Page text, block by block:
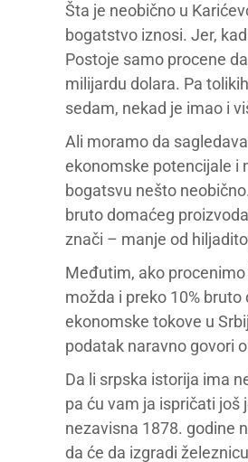
Šta je neobično u
bogatstvo iznosi. Jer,
Postoje samo procene
milijardu dolara. Pa
sedam, nekad je imao i
Ali moramo da
ekonomske potencijale i
bogatsvu nešto
bruto domaćeg
znači – manje od
Međutim, ako
možda i preko 10%
ekonomske tokove u
podatak naravno govori
Da li srpska istorija ima
pa ću vam ja ispričati još
nezavisna 1878. godine
da će da izgradi